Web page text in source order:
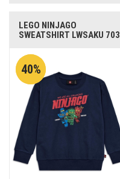
LEGO NINJAGO
SWEATSHIRT LWSAKU 703
40%